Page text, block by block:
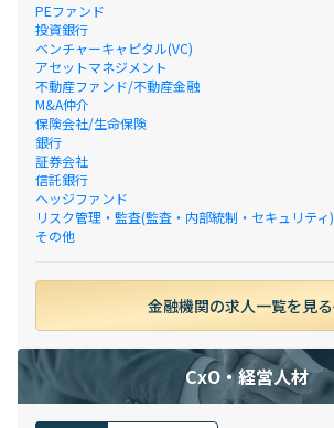
PEファンド
投資銀行
ベンチャーキャピタル(VC)
アセットマネジメント
不動産ファンド/不動産金融
M&A仲介
保険会社/生命保険
銀行
証券会社
信託銀行
ヘッジファンド
リスク管理・監査(監査・内部統制・セキュリティ)
その他
金融機関の求人一覧を見る
CxO・経営人材